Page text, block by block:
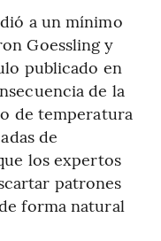
a un mínimo
Goessling y
publicado en
de la
de temperatura
de
los expertos
patrones
forma natural